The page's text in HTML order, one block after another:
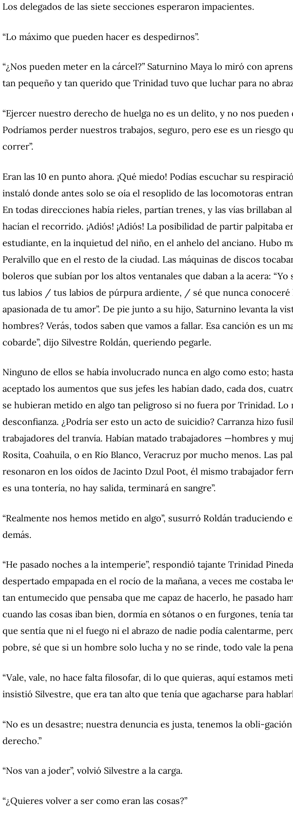
Los delegados de las siete secciones esperaron impacientes.
“Lo máximo que pueden hacer es despedirnos”.
“¿Nos pueden meter en la cárcel?” Saturnino Maya lo miró con
tan pequeño y tan querido que Trinidad tuvo que luchar para no
“Ejercer nuestro derecho de huelga no es un delito, y no nos
Podríamos perder nuestros trabajos, seguro, pero ese es un riesgo
correr”.
Eran las 10 en punto ahora. ¡Qué miedo! Podías escuchar su
instaló donde antes solo se oía el resoplido de las locomotoras
En todas direcciones había rieles, partían trenes, y las vías brillaban
hacían el recorrido. ¡Adiós! ¡Adiós! La posibilidad de partir palpitaba
estudiante, en la inquietud del niño, en el anhelo del anciano. Hubo
Peralvillo que en el resto de la ciudad. Las máquinas de discos
boleros que subían por los altos ventanales que daban a la acera: “Yo
tus labios / tus labios de púrpura ardiente, / sé que nunca
apasionada de tu amor”. De pie junto a su hijo, Saturnino levanta la
hombres? Verás, todos saben que vamos a fallar. Esa canción es un
cobarde”, dijo Silvestre Roldán, queriendo pegarle.
Ninguno de ellos se había involucrado nunca en algo como esto;
aceptado los aumentos que sus jefes les habían dado, cada dos,
se hubieran metido en algo tan peligroso si no fuera por Trinidad. Lo
desconfianza. ¿Podría ser esto un acto de suicidio? Carranza hizo
trabajadores del tranvía. Habían matado trabajadores —hombres y
Rosita, Coahuila, o en Río Blanco, Veracruz por mucho menos. Las
resonaron en los oídos de Jacinto Dzul Poot, él mismo trabajador
es una tontería, no hay salida, terminará en sangre”.
“Realmente nos hemos metido en algo”, susurró Roldán traduciendo
demás.
“He pasado noches a la intemperie”, respondió tajante Trinidad
despertado empapada en el rocío de la mañana, a veces me costaba
tan entumecido que pensaba que me capaz de hacerlo, he pasado
cuando las cosas iban bien, dormía en sótanos o en furgones, tenía
que sentía que ni el fuego ni el abrazo de nadie podía calentarme,
pobre, sé que si un hombre solo lucha y no se rinde, todo vale la
“Vale, vale, no hace falta filosofar, di lo que quieras, aquí estamos
insistió Silvestre, que era tan alto que tenía que agacharse para
“No es un desastre; nuestra denuncia es justa, tenemos la obli-
derecho.”
“Nos van a joder”, volvió Silvestre a la carga.
“¿Quieres volver a ser como eran las cosas?”